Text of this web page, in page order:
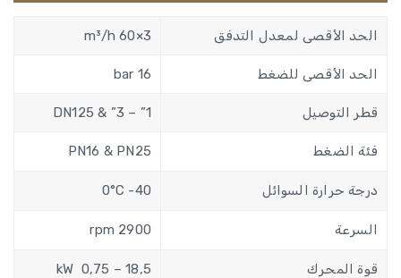
الحد الأقصى لمعدل التدفق 3×60 m³/h
الحد الأقصى للضغط 16 bar
قطر التوصيل 1” – 3” & DN125
فئة الضغط PN16 & PN25
درجة حرارة السوائل 40- 0°C
السرعة 2900 rpm
قوة المحرك kW 0,75 – 18,5